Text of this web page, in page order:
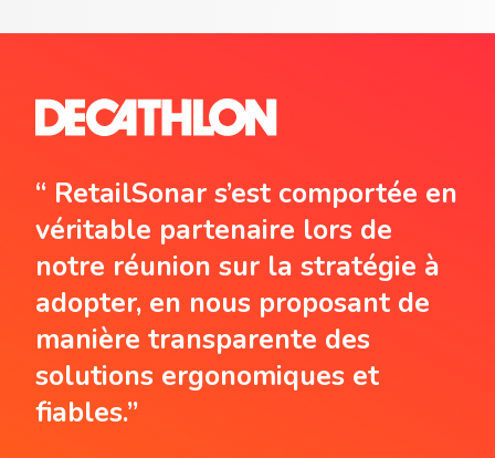
“ RetailSonar s’est comportée en
véritable partenaire lors de
notre réunion sur la stratégie à
adopter, en nous proposant de
manière transparente des
solutions ergonomiques et
fiables.”